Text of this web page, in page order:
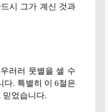
시 그가 계신 것과
러러 뭇별을 셀 수
다. 특별히 이 6절은
믿었습니다.